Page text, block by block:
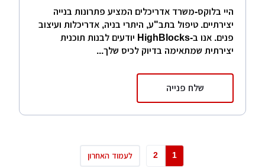
היי בלוקס-משרד אדריכלים המציע פתרונות בנייה
יצירתיים. טיפול בתב"ע, היתרי בניה, אדריכלות ועיצוב
פנים. אנו ב-HighBlocks יודעים לבנות תוכנית
יצירתית שמתאימה בדיוק לכיס שלך...
שלח פנייה
1
2 לעמוד האחרון